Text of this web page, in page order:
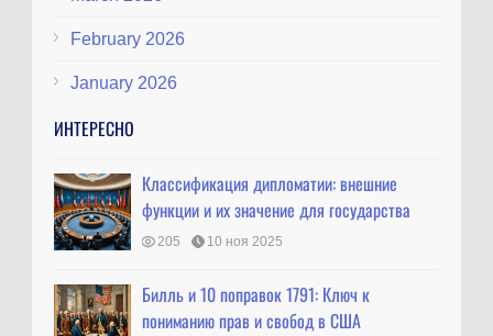
February 2026
January 2026
ИНТЕРЕСНО
Классификация дипломатии: внешние
функции и их значение для государства
205 10 ноя 2025
Билль и 10 поправок 1791: Ключ к
пониманию прав и свобод в США